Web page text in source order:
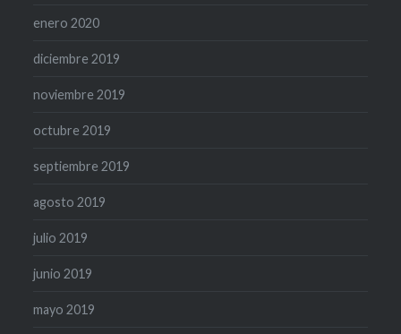
enero 2020
diciembre 2019
noviembre 2019
octubre 2019
septiembre 2019
agosto 2019
julio 2019
junio 2019
mayo 2019